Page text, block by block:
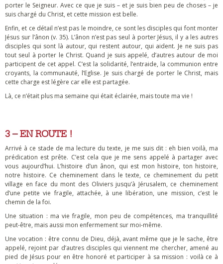
porter le Seigneur. Avec ce que je suis – et je suis bien peu de choses – je
suis chargé du Christ, et cette mission est belle.
Enfin, et ce détail n’est pas le moindre, ce sont les disciples qui font monter
Jésus sur l’ânon (v. 35). L’ânon n’est pas seul à porter Jésus, il y a les autres
disciples qui sont là autour, qui restent autour, qui aident. Je ne suis pas
tout seul à porter le Christ. Quand je suis appelé, d’autres autour de moi
participent de cet appel. C’est la solidarité, l’entraide, la communion entre
croyants, la communauté, l’Eglise. Je suis chargé de porter le Christ, mais
cette charge est légère car elle est partagée.
Là, ce n’était plus ma semaine qui était éclairée, mais toute ma vie !
3 – EN ROUTE !
Arrivé à ce stade de ma lecture du texte, je me suis dit : eh bien voilà, ma
prédication est prête. C’est cela que je me sens appelé à partager avec
vous aujourd’hui. L’histoire d’un ânon, qui est mon histoire, ton histoire,
notre histoire. Ce cheminement dans le texte, ce cheminement du petit
village en face du mont des Oliviers jusqu’à Jérusalem, ce cheminement
d’une petite vie fragile, attachée, à une libération, une mission, c’est le
chemin de la foi.
Une situation : ma vie fragile, mon peu de compétences, ma tranquillité
peut-être, mais aussi mon enfermement sur moi-même.
Une vocation : être connu de Dieu, déjà, avant même que je le sache, être
appelé, rejoint par d’autres disciples qui viennent me chercher, amené au
pied de Jésus pour en être honoré et participer à sa mission : voilà ce à